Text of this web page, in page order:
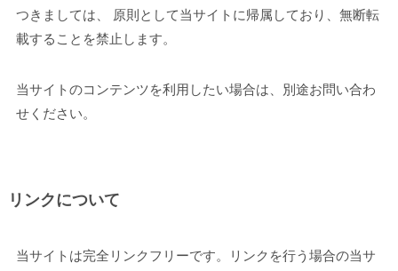
つきましては、 原則として当サイトに帰属しており、無断転
載することを禁止します。
当サイトのコンテンツを利用したい場合は、別途お問い合わ
せください。
リンクについて
当サイトは完全リンクフリーです。リンクを行う場合の当サ